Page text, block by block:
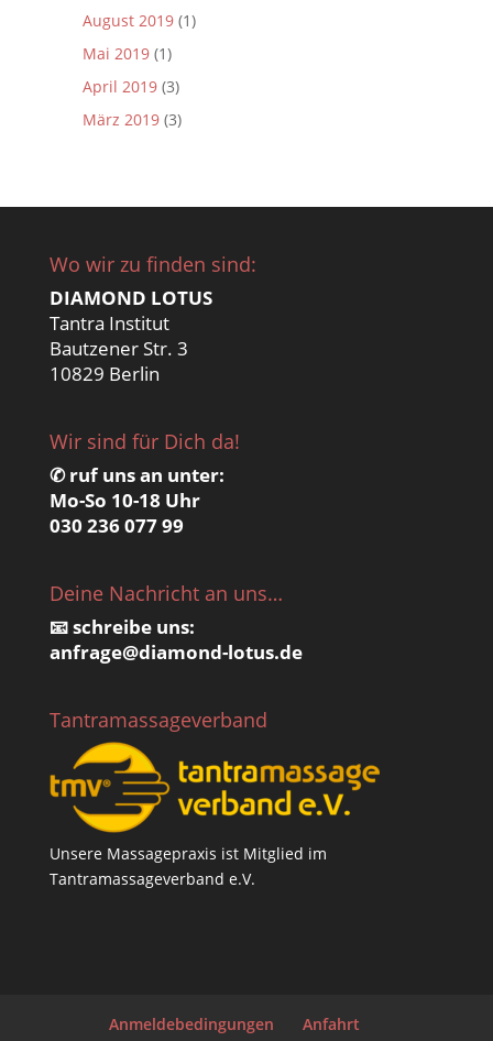
August 2019(1)
Mai 2019(1)
April 2019(3)
März 2019(3)
Wo wir zu finden sind:
DIAMOND LOTUS
Tantra Institut
Bautzener Str. 3
10829 Berlin
Wir sind für Dich da!
✆ ruf uns an unter:
Mo-So 10-18 Uhr
030 236 077 99
Deine Nachricht an uns…
📧 schreibe uns:
anfrage@diamond-lotus.de
Tantramassageverband
Unsere Massagepraxis ist Mitglied im
Tantramassageverband e.V.
Anmeldebedingungen
Anfahrt